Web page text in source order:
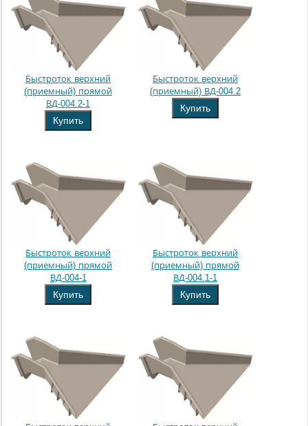
Быстроток верхний
(приемный) прямой
ВД-004.2-1
Купить
Быстроток верхний
(приемный) ВД-004.2
Купить
Быстроток верхний
(приемный) прямой
ВД-004-1
Купить
Быстроток верхний
(приемный) прямой
ВД-004.1-1
Купить